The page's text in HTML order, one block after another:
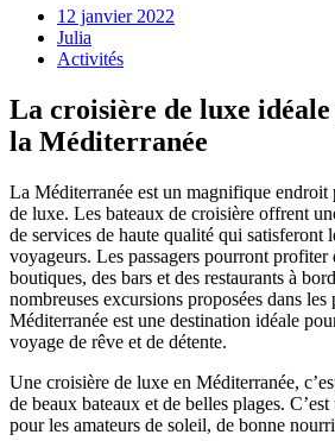
12 janvier 2022
Julia
Activités
La croisière de luxe
la Méditerranée
La Méditerranée est un magnifique endroit
de luxe. Les bateaux de croisière offrent
de services de haute qualité qui satisferont
voyageurs. Les passagers pourront profiter
boutiques, des bars et des restaurants à
nombreuses excursions proposées dans les
Méditerranée est une destination idéale
voyage de rêve et de détente.
Une croisière de luxe en Méditerranée,
de beaux bateaux et de belles plages.
pour les amateurs de soleil, de bonne